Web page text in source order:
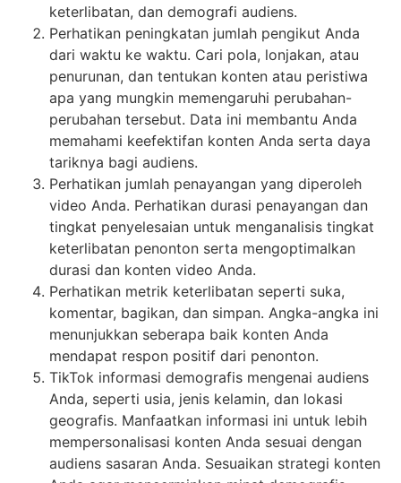
keterlibatan, dan demografi audiens.
Perhatikan peningkatan jumlah pengikut Anda
dari waktu ke waktu. Cari pola, lonjakan, atau
penurunan, dan tentukan konten atau peristiwa
apa yang mungkin memengaruhi perubahan-
perubahan tersebut. Data ini membantu Anda
memahami keefektifan konten Anda serta daya
tariknya bagi audiens.
Perhatikan jumlah penayangan yang diperoleh
video Anda. Perhatikan durasi penayangan dan
tingkat penyelesaian untuk menganalisis tingkat
keterlibatan penonton serta mengoptimalkan
durasi dan konten video Anda.
Perhatikan metrik keterlibatan seperti suka,
komentar, bagikan, dan simpan. Angka-angka ini
menunjukkan seberapa baik konten Anda
mendapat respon positif dari penonton.
TikTok informasi demografis mengenai audiens
Anda, seperti usia, jenis kelamin, dan lokasi
geografis. Manfaatkan informasi ini untuk lebih
mempersonalisasi konten Anda sesuai dengan
audiens sasaran Anda. Sesuaikan strategi konten